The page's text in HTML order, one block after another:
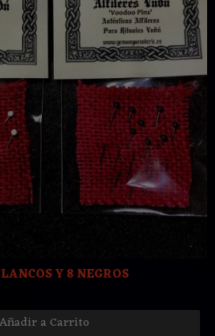
Y 8 NEGROS
Añadir a Carrito